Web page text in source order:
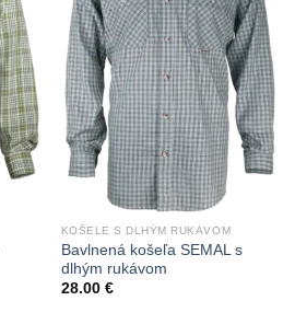
KOŠELE S DLHÝM RUKÁVOM
Bavlnená košeľa SEMAL s
dlhým rukávom
28.00 €